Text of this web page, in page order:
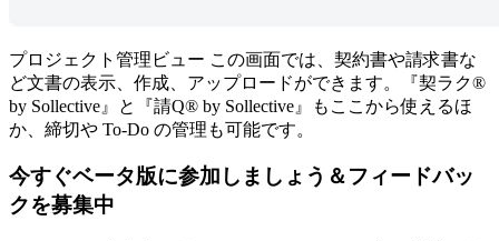
プロジェクト管理ビュー この画面では、契約書や請求書な
ど文書の表示、作成、アップロードができます。『契ラク®
by Sollective』と『請Q®︎ by Sollective』もここから使えるほ
か、締切や To-Do の管理も可能です。
今すぐベータ版に参加しましょう＆フィードバッ
クを募集中